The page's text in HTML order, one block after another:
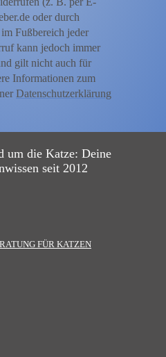
oder durch
Fußbereich jeder
kann jedoch immer
gilt nicht auch für
Informationen zum
Datenschutzerklärung
um die Katze: Deine
seit 2012
FÜR KATZEN